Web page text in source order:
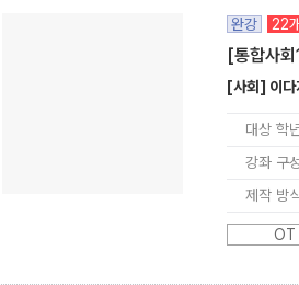
완강 22
[통합사
[사회] 이다
대상 학
강좌 구
제작 방
OT